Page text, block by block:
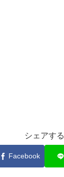
シェアする
Facebook